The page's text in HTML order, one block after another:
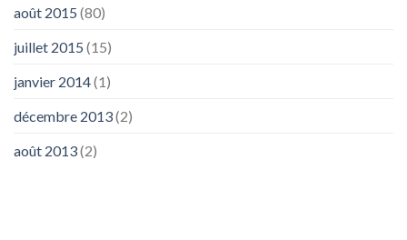
août 2015 (80)
juillet 2015 (15)
janvier 2014(1)
décembre 2013(2)
août 2013(2)